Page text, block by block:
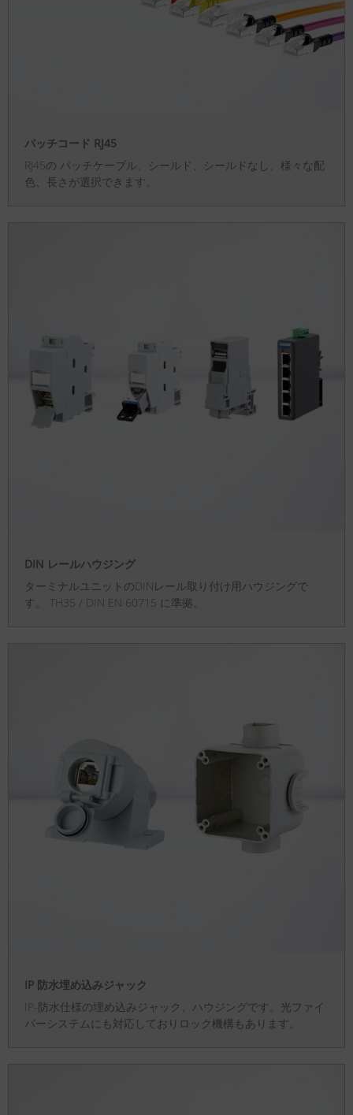
パッチコード RJ45
RJ45の パッチケーブル、シールド、シールドなし、様々な配
色、長さが選択できます。
DIN レールハウジング
ターミナルユニットのDINレール取り付け用ハウジングで
す。 TH35 / DIN EN 60715 に準拠。
IP 防水埋め込みジャック
IP-防水仕様の埋め込みジャック、ハウジングです。光ファイ
バーシステムにも対応しておりロック機構もあります。